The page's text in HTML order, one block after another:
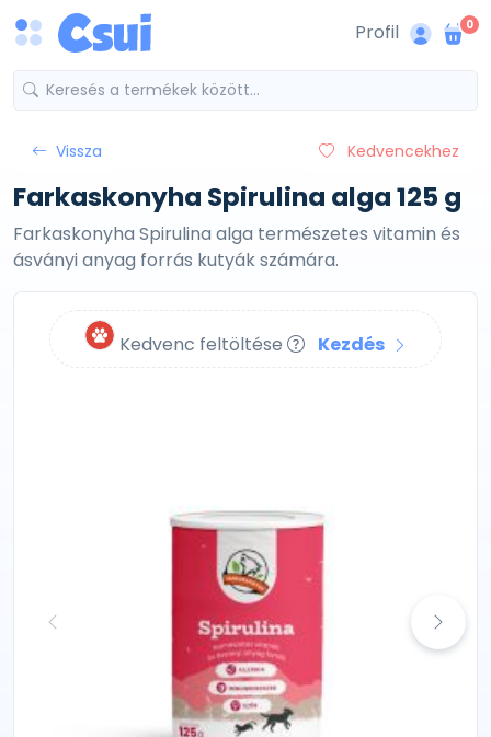
Profil 0
Vissza Kedvencekhez
Farkaskonyha Spirulina alga 125 g
Farkaskonyha Spirulina alga természetes vitamin és
ásványi anyag forrás kutyák számára.
Kedvenc feltöltése Kezdés